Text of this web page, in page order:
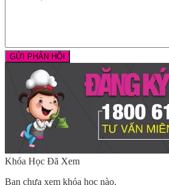
Khóa Học Đã Xem
Bạn chưa xem khóa học nào.